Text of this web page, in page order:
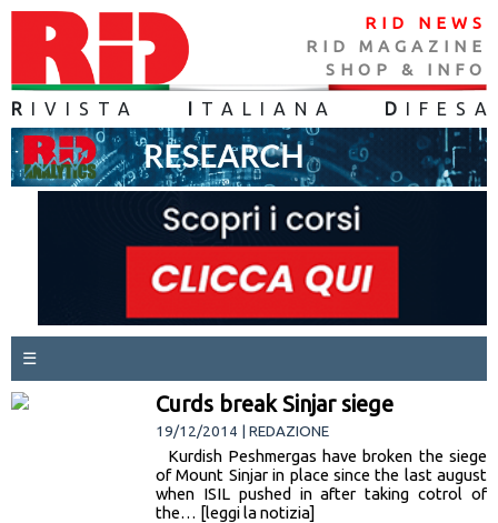
RID NEWS
RID MAGAZINE
SHOP & INFO
R IVISTA TALIANA D IFES A
☰
Curds break Sinjar siege
19/12/2014 | REDAZIONE
Kurdish Peshmergas have broken the siege
of Mount Sinjar in place since the last august
when ISIL pushed in after taking cotrol of
the… [leggi la notizia]